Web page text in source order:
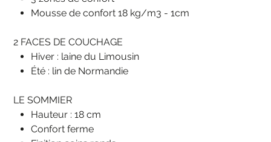
Mousse de confort 18 kg/m3 - 1cm
2 FACES DE COUCHAGE
Hiver : laine du Limousin
Été : lin de Normandie
LE SOMMIER
Hauteur : 18 cm
Confort ferme